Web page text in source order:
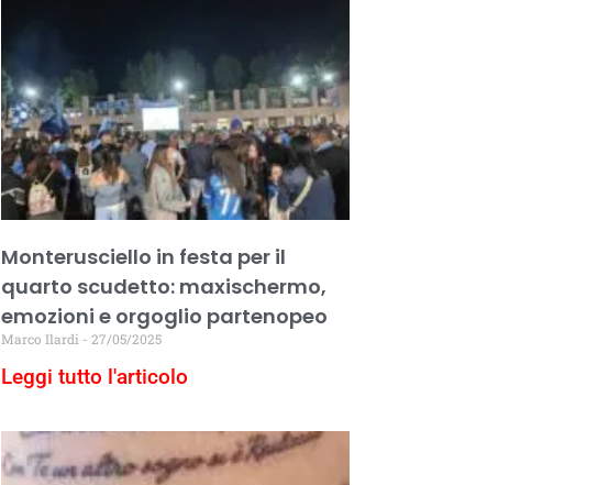
Monterusciello in festa per il
quarto scudetto: maxischermo,
emozioni e orgoglio partenopeo
Marco Ilardi 27/05/2025
Leggi tutto l'articolo